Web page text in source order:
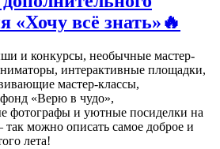
«Хочу всё знать»🔥
и конкурсы, необычные мастер-
интерактивные площадки,
мастер-классы,
«Верю в чудо»,
фотографы и уютные посиделки на
можно описать самое доброе и
лета!